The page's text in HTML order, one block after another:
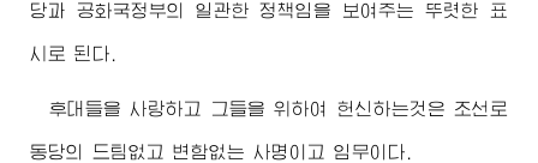
당과 공화국정부의 일관한 정책임을 보여주는 뚜렷한 표
시로 된다.
후대들을 사랑하고 그들을 위하여 헌신하는것은 조선로
동당의 드팀없고 변함없는 사명이고 임무이다.